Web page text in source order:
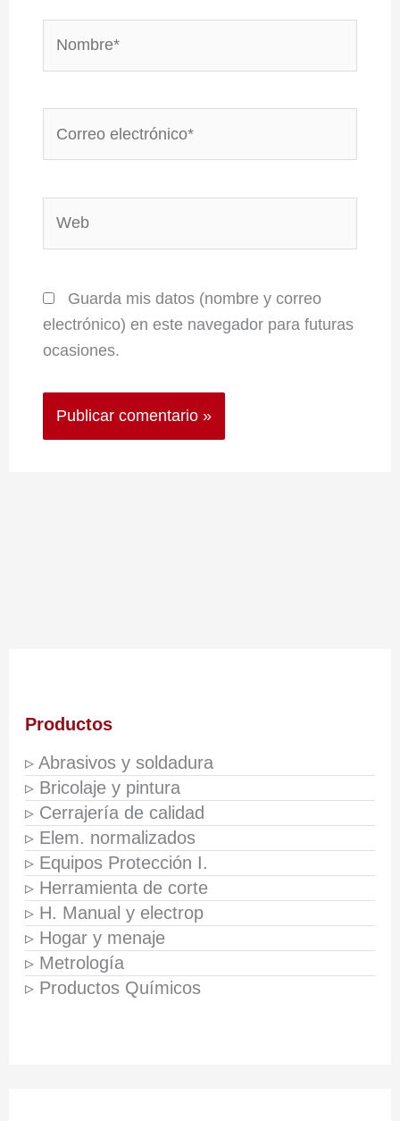
Guarda mis datos (nombre y correo
electrónico) en este navegador para futuras
ocasiones.
Productos
▹ Abrasivos y soldadura
▹ Bricolaje y pintura
▹ Cerrajería de calidad
▹ Elem. normalizados
▹ Equipos Protección I.
▹ Herramienta de corte
▹ H. Manual y electrop
▹ Hogar y menaje
▹ Metrología
▹ Productos Químicos